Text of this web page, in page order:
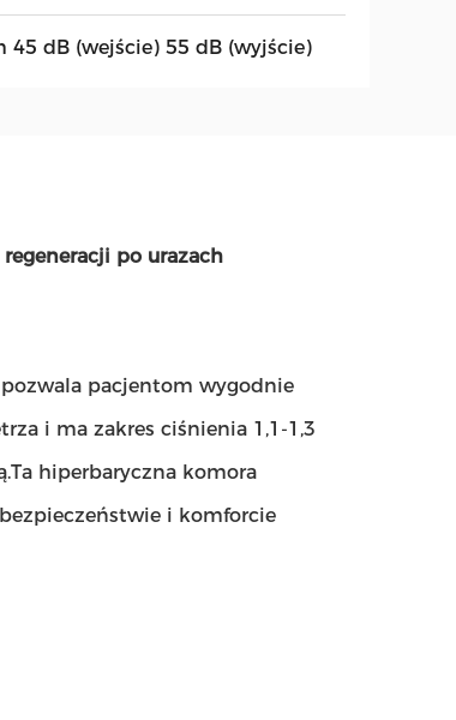
45 dB (wejście) 55 dB (wyjście)
po urazach
pacjentom wygodnie
i ma zakres ciśnienia 1,1-1,3
hiperbaryczna komora
i komforcie